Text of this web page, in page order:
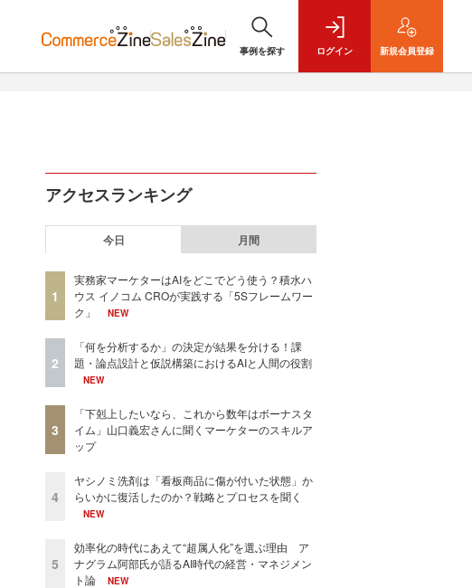
事例を探す ログイン 新規会員登録
アクセスランキング
今日 月間
1
実務家マーケターはAIをどこでどう使う？積水ハ
ウス イノコム CROが実践する「5Sフレームワー
ク」
NEW
2
「何を分析するか」の決定が結果を分ける！課
題・論点設計と仮説構築におけるAIと人間の役割
NEW
3
「下剋上したいなら、これから数年はボーナスタ
イム」山口義宏さんに聞くマーケターのスキルア
ップ
4
ヤシノミ洗剤は「看板商品に傷が付いた状態」か
らいかに復活したのか？戦略とプロセスを聞く
NEW
5
効率化の時代にあえて“超属人化”を選ぶ理由 ア
ナグラム阿部氏が語るAI時代の経営・マネジメン
ト論
NEW